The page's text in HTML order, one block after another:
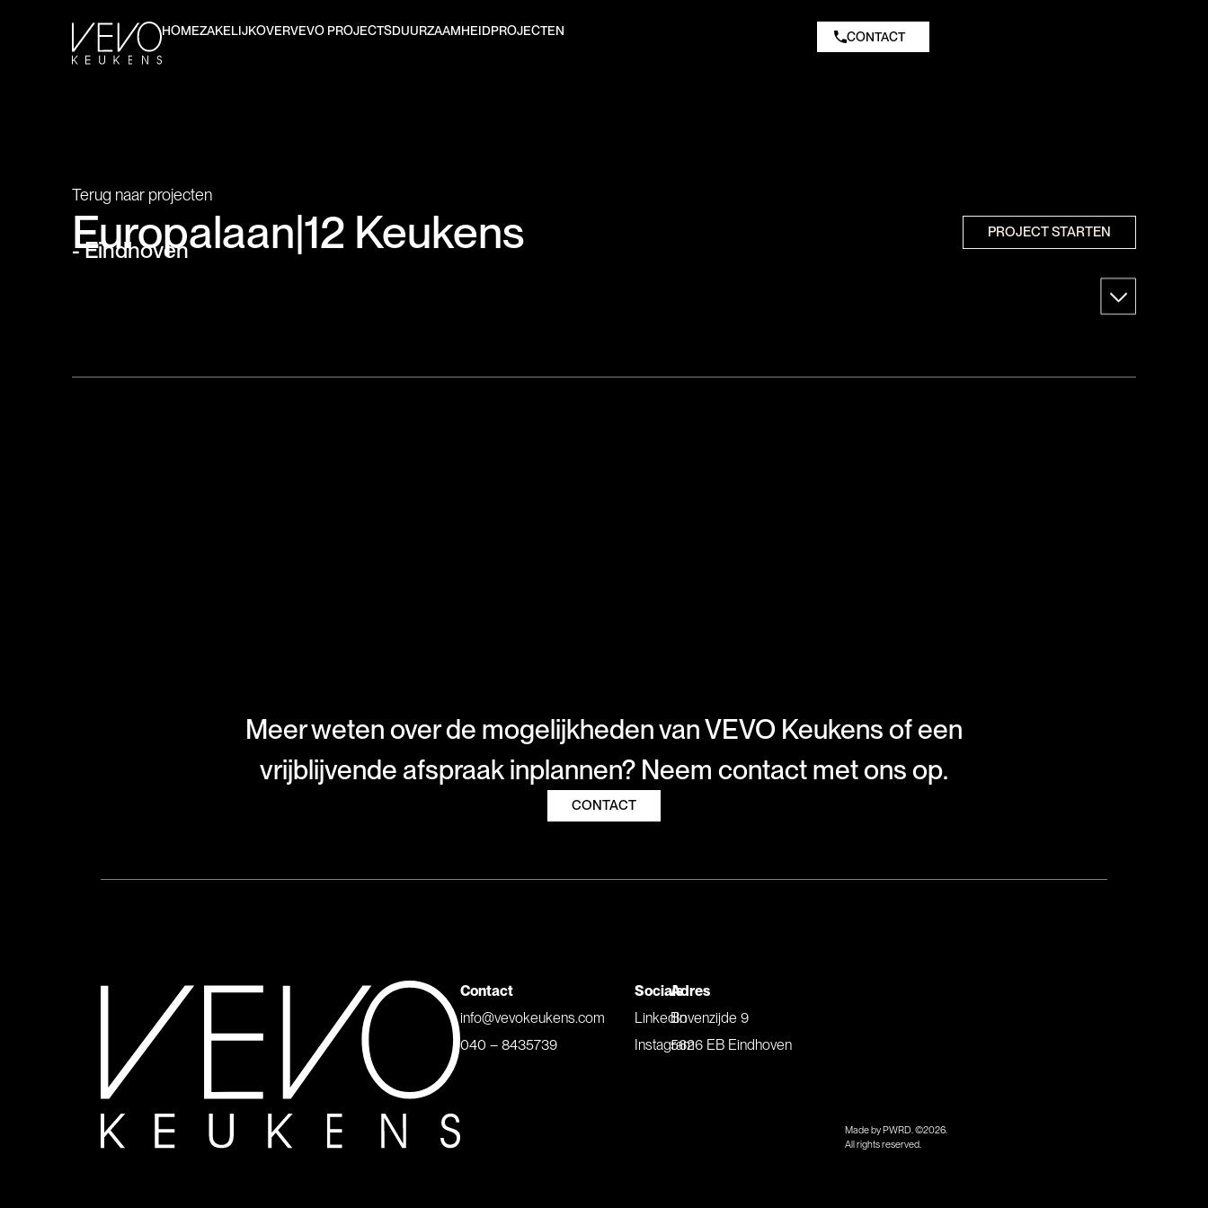
HOMEZAKELIJKOVERVEVO PROJECTSDUURZAAMHEIDPROJECTEN CONTACT
Terug naar projecten
Europalaan|12 Keukens PROJECT STARTEN
- Eindhoven
Meer weten over de mogelijkheden van VEVO Keukens of een
vrijblijvende afspraak inplannen? Neem contact met ons op.
CONTACT
Contact
info@vevokeukens.com
040 – 8435739
Socials
LinkedIn
Instagram
Adres
Bovenzijde 9
5626 EB Eindhoven
Made by PWRD. ©2026.
All rights reserved.